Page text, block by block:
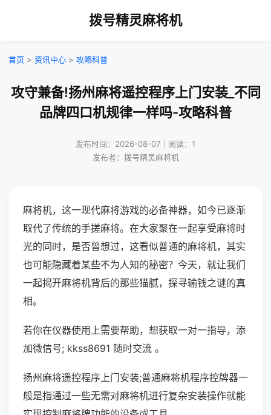
拨号精灵麻将机
首页 > 资讯中心 > 攻略科普
攻守兼备!扬州麻将遥控程序上门安装_不同
品牌四口机规律一样吗-攻略科普
发布时间：2026-08-07｜阅读：1
发布者：拨号精灵麻将机
麻将机，这一现代麻将游戏的必备神器，如今已逐渐
取代了传统的手搓麻将。在大家聚在一起享受麻将时
光的同时，是否曾想过，这看似普通的麻将机，其实
也可能隐藏着某些不为人知的秘密？今天，就让我们
一起揭开麻将机背后的那些猫腻，探寻输钱之谜的真
相。
若你在仪器使用上需要帮助，想获取一对一指导，添
加微信号; kkss8691 随时交流 。
扬州麻将遥控程序上门安装;普通麻将机程序控牌器一
般是指通过一些无需对麻将机进行复杂安装操作就能